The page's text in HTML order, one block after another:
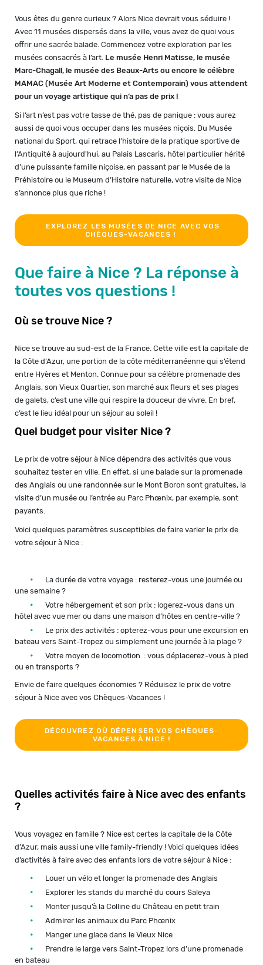
Vous êtes du genre curieux ? Alors Nice devrait vous séduire !
Avec 11 musées dispersés dans la ville, vous avez de quoi vous
offrir une sacrée balade. Commencez votre exploration par les
musées consacrés à l’art. Le musée Henri Matisse, le musée
Marc-Chagall, le musée des Beaux-Arts ou encore le célèbre
MAMAC (Musée Art Moderne et Contemporain) vous attendent
pour un voyage artistique qui n’a pas de prix !
Si l’art n’est pas votre tasse de thé, pas de panique : vous aurez
aussi de quoi vous occuper dans les musées niçois. Du Musée
national du Sport, qui retrace l’histoire de la pratique sportive de
l’Antiquité à aujourd'hui, au Palais Lascaris, hôtel particulier hérité
d’une puissante famille niçoise, en passant par le Musée de la
Préhistoire ou le Museum d’Histoire naturelle, votre visite de Nice
s’annonce plus que riche !
EXPLOREZ LES MUSÉES DE NICE AVEC VOS
CHÈQUES-VACANCES !
Que faire à Nice ? La réponse à
toutes vos questions !
Où se trouve Nice ?
Nice se trouve au sud-est de la France. Cette ville est la capitale de
la Côte d’Azur, une portion de la côte méditerranéenne qui s’étend
entre Hyères et Menton. Connue pour sa célèbre promenade des
Anglais, son Vieux Quartier, son marché aux fleurs et ses plages
de galets, c’est une ville qui respire la douceur de vivre. En bref,
c’est le lieu idéal pour un séjour au soleil !
Quel budget pour visiter Nice ?
Le prix de votre séjour à Nice dépendra des activités que vous
souhaitez tester en ville. En effet, si une balade sur la promenade
des Anglais ou une randonnée sur le Mont Boron sont gratuites, la
visite d’un musée ou l’entrée au Parc Phœnix, par exemple, sont
payants.
Voici quelques paramètres susceptibles de faire varier le prix de
votre séjour à Nice :
La durée de votre voyage : resterez-vous une journée ou
une semaine ?
Votre hébergement et son prix : logerez-vous dans un
hôtel avec vue mer ou dans une maison d’hôtes en centre-ville ?
Le prix des activités : opterez-vous pour une excursion en
bateau vers Saint-Tropez ou simplement une journée à la plage ?
Votre moyen de locomotion : vous déplacerez-vous à pied
ou en transports ?
Envie de faire quelques économies ? Réduisez le prix de votre
séjour à Nice avec vos Chèques-Vacances !
DÉCOUVREZ OÙ DÉPENSER VOS CHÈQUES-
VACANCES À NICE !
Quelles activités faire à Nice avec des enfants
?
Vous voyagez en famille ? Nice est certes la capitale de la Côte
d’Azur, mais aussi une ville family-friendly ! Voici quelques idées
d’activités à faire avec des enfants lors de votre séjour à Nice :
Louer un vélo et longer la promenade des Anglais
Explorer les stands du marché du cours Saleya
Monter jusqu’à la Colline du Château en petit train
Admirer les animaux du Parc Phœnix
Manger une glace dans le Vieux Nice
Prendre le large vers Saint-Tropez lors d’une promenade
en bateau